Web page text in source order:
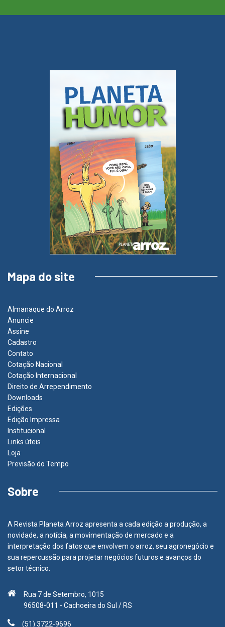
Mapa do site
Almanaque do Arroz
Anuncie
Assine
Cadastro
Contato
Cotação Nacional
Cotação Internacional
Direito de Arrependimento
Downloads
Edições
Edição Impressa
Institucional
Links úteis
Loja
Previsão do Tempo
Sobre
A Revista Planeta Arroz apresenta a cada edição a produção, a
novidade, a notícia, a movimentação de mercado e a
interpretação dos fatos que envolvem o arroz, seu agronegócio e
sua repercussão para projetar negócios futuros e avanços do
setor técnico.
Rua 7 de Setembro, 1015
96508-011 - Cachoeira do Sul / RS
(51) 3722-9696